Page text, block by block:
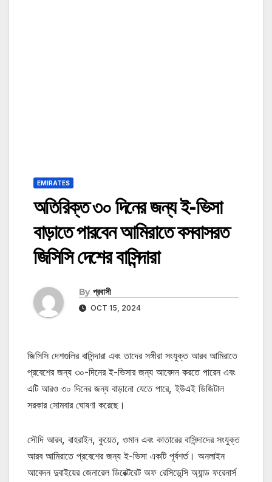
EMIRATES
অতিরিক্ত ৩০ দিনের জন্য ই-ভিসা
বাড়াতে পারবেন আমিরাতে বসবাসরত
জিসিসি দেশের বাসিন্দারা
By প্রবাসী
OCT 15, 2024
জিসিসি দেশগুলির বাসিন্দারা এবং তাদের সঙ্গীরা সংযুক্ত আরব আমিরাতে
প্রবেশের জন্য ৩০-দিনের ই-ভিসার জন্য আবেদন করতে পারেন এবং
এটি আরও ৩০ দিনের জন্য বাড়ানো যেতে পারে, ইউএই ডিজিটাল
সরকার সোমবার ঘোষণা করেছে।
সৌদি আরব, বাহরাইন, কুয়েত, ওমান এবং কাতারের বাসিন্দাদের সংযুক্ত
আরব আমিরাতে প্রবেশের জন্য ই-ভিসা একটি পূর্বশর্ত। অনলাইন
আবেদন দুবাইয়ের জেনারেল ডিরেক্টরেট অফ রেসিডেন্সি অ্যান্ড ফরেনার্স